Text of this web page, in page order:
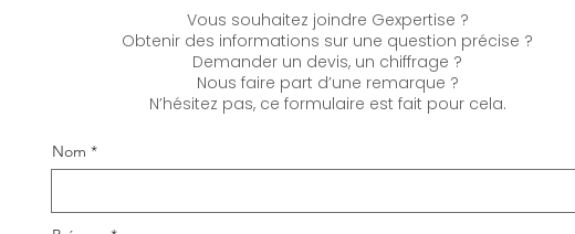
Vous souhaitez joindre Gexpertise ?
Obtenir des informations sur une question précise ?
Demander un devis, un chiffrage ?
Nous faire part d’une remarque ?
N’hésitez pas, ce formulaire est fait pour cela.
Nom